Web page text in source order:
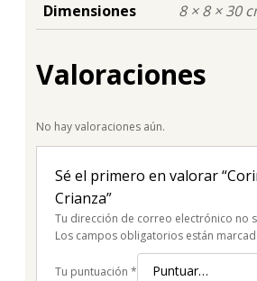
Dimensiones
8 × 8 × 30
Valoraciones
No hay valoraciones aún.
Sé el primero en valorar
Crianza”
Tu dirección de correo electrónico no
Los campos obligatorios están
Tu puntuación *